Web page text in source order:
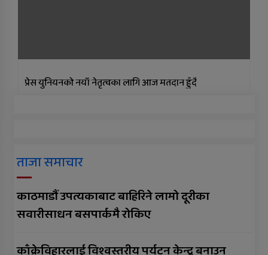
प्रेस युनियनको नयाँ नेतृत्वका लागि आज मतदान हुँदै
ताजा समाचार
काठमाडौं उपत्यकाबाट बाहिरिने लामो दूरीका
सवारीसाधन बसपार्कमै रोकिए
काँक्रेविहारलाई विश्वस्तरीय पर्यटन केन्द्र बनाउन